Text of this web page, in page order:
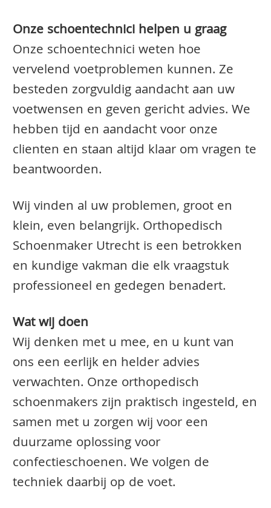
Onze schoentechnici helpen u graag
Onze schoentechnici weten hoe
vervelend voetproblemen kunnen. Ze
besteden zorgvuldig aandacht aan uw
voetwensen en geven gericht advies. We
hebben tijd en aandacht voor onze
clienten en staan altijd klaar om vragen te
beantwoorden.
Wij vinden al uw problemen, groot en
klein, even belangrijk. Orthopedisch
Schoenmaker Utrecht is een betrokken
en kundige vakman die elk vraagstuk
professioneel en gedegen benadert.
Wat wij doen
Wij denken met u mee, en u kunt van
ons een eerlijk en helder advies
verwachten. Onze orthopedisch
schoenmakers zijn praktisch ingesteld, en
samen met u zorgen wij voor een
duurzame oplossing voor
confectieschoenen. We volgen de
techniek daarbij op de voet.